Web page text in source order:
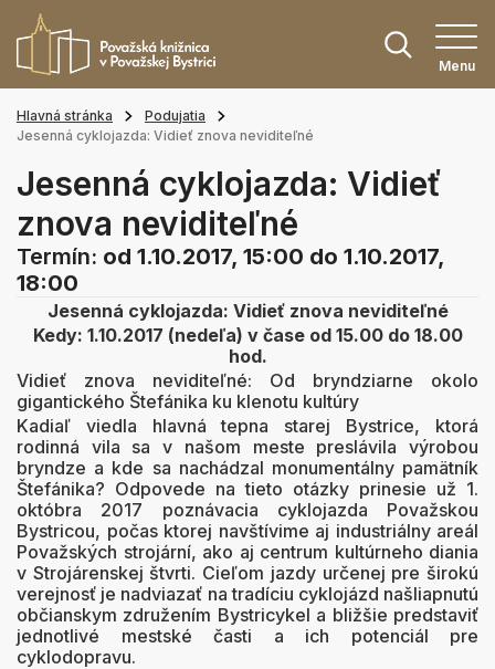
Menu
Hlavná stránka
Podujatia
Jesenná cyklojazda: Vidieť znova neviditeľné
Jesenná cyklojazda: Vidieť
znova neviditeľné
Termín: od 1.10.2017, 15:00 do 1.10.2017,
18:00
Jesenná cyklojazda: Vidieť znova neviditeľné
Kedy: 1.10.2017 (nedeľa) v čase od 15.00 do 18.00
hod.
Vidieť znova neviditeľné: Od bryndziarne okolo
gigantického Štefánika ku klenotu kultúry
Kadiaľ viedla hlavná tepna starej Bystrice, ktorá
rodinná vila sa v našom meste preslávila výrobou
bryndze a kde sa nachádzal monumentálny pamätník
Štefánika? Odpovede na tieto otázky prinesie už 1.
októbra 2017 poznávacia cyklojazda Považskou
Bystricou, počas ktorej navštívime aj industriálny areál
Považských strojární, ako aj centrum kultúrneho diania
v Strojárenskej štvrti. Cieľom jazdy určenej pre širokú
verejnosť je nadviazať na tradíciu cyklojázd našliapnutú
občianskym združením Bystricykel a bližšie predstaviť
jednotlivé mestské časti a ich potenciál pre
cyklodopravu.